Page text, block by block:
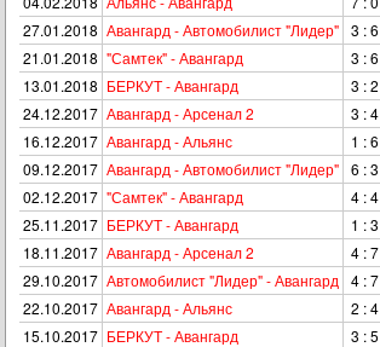
27.01.2018 Авангард - Автомобилист "Лидер" 3 : 6
21.01.2018 "Самтек" - Авангард 3 : 6
13.01.2018 БЕРКУТ - Авангард 3 : 2
24.12.2017 Авангард - Арсенал 2 3 : 4
16.12.2017 Авангард - Альянс 1 : 6
09.12.2017 Авангард - Автомобилист "Лидер" 6 : 3
02.12.2017 "Самтек" - Авангард 4 : 4
25.11.2017 БЕРКУТ - Авангард 1 : 3
18.11.2017 Авангард - Арсенал 2 4 : 7
29.10.2017 Автомобилист "Лидер" - Авангард 4 : 7
22.10.2017 Авангард - Альянс 2 : 4
15.10.2017 БЕРКУТ - Авангард 3 : 5